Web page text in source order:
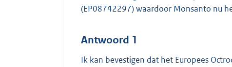
(EP08742297) waardoor Monsanto nu
Antwoord 1
Ik kan bevestigen dat het Europees